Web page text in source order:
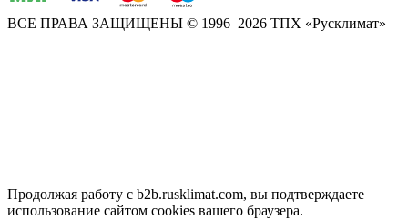
ВСЕ ПРАВА ЗАЩИЩЕНЫ © 1996–2026 ТПХ «Русклимат»
Продолжая работу с b2b.rusklimat.com, вы подтверждаете
использование сайтом cookies вашего браузера.